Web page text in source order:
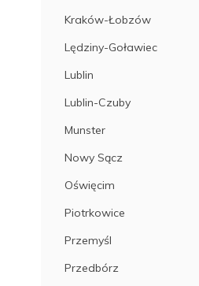
Kraków-Łobzów
Lędziny-Goławiec
Lublin
Lublin-Czuby
Munster
Nowy Sącz
Oświęcim
Piotrkowice
Przemyśl
Przedbórz